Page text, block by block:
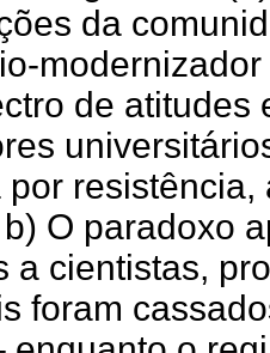
da
de atitudes
por
O paradoxo
a cientistas,
foram